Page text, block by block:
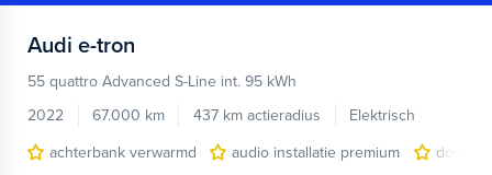
Audi e-tron
55 quattro Advanced S-Line int. 95 kWh
2022
67.000 km 437 km actieradius
Elektrisch
achterbank verwarmd
audio installatie premium